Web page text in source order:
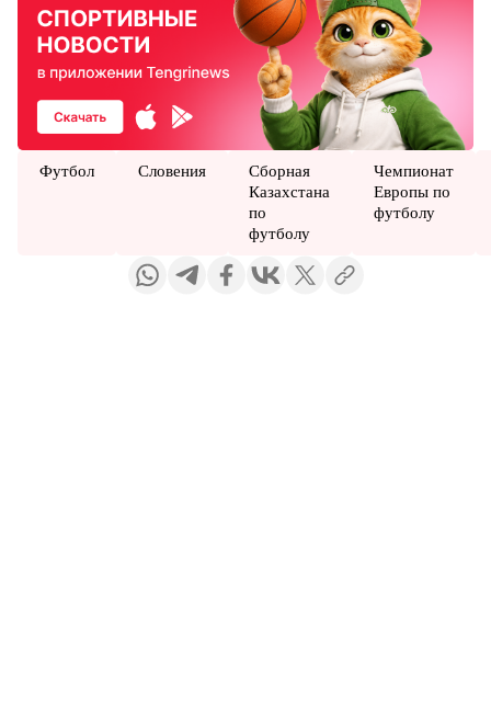
Футбол Словения
Сборная
Казахстана
по
футболу
Чемпионат
Европы по
футболу